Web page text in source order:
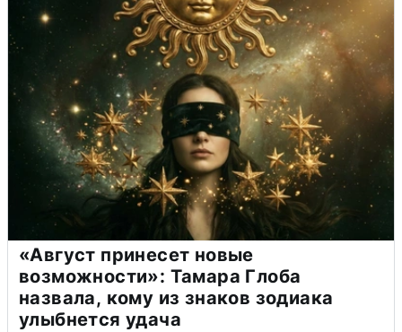
«Август принесет новые
возможности»: Тамара Глоба
назвала, кому из знаков зодиака
улыбнется удача